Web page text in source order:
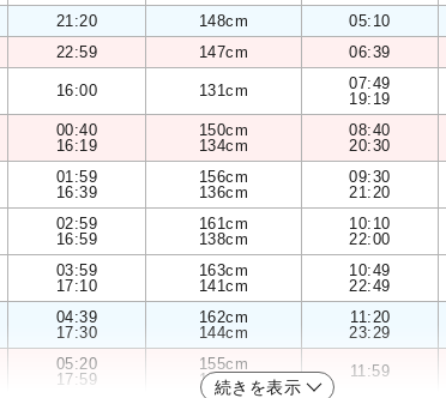
21:20 148cm 05:10
22:59 147cm 06:39
16:00 131cm
07:49
19:19
00:40
16:19
150cm
134cm
08:40
20:30
01:59
16:39
156cm
136cm
09:30
21:20
02:59
16:59
161cm
138cm
10:10
22:00
03:59
17:10
163cm
141cm
10:49
22:49
04:39
17:30
162cm
144cm
11:20
23:29
05:20
17:59
155cm
147cm
11:59
続きを表示